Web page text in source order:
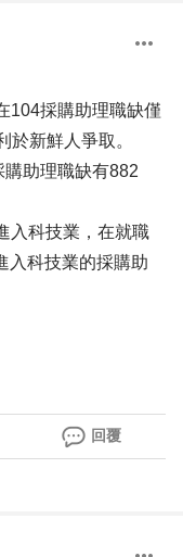
104採購助理職缺僅
新鮮人爭取。
助理職缺有882
入科技業，在就職
入科技業的採購助
回覆